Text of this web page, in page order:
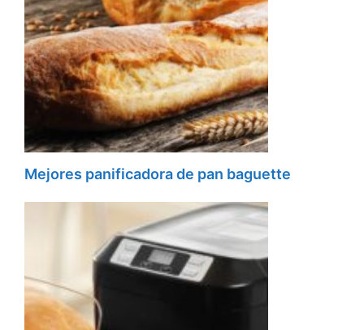
Mejores panificadora de pan baguette